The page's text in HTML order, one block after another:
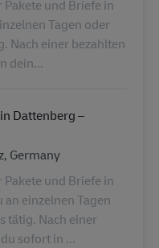
und Briefe in
Tagen oder
Nach einer bezahlten
dein...
Dattenberg –
Germany
und Briefe in
einzelnen Tagen
tätig. Nach einer
sofort in ...